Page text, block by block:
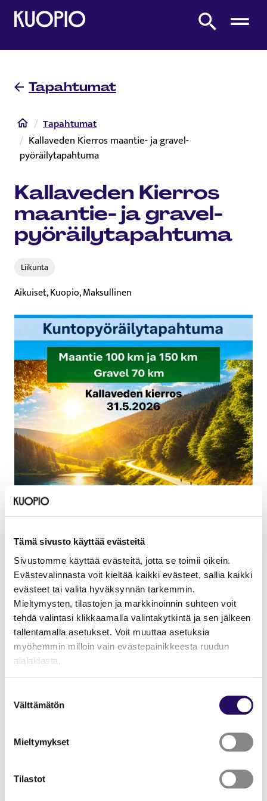
Tämä sivusto käyttää evästeitä
Sivustomme käyttää evästeitä, jotta se toimii oikein.
Evästevalinnasta voit kieltää kaikki evästeet, sallia kaikki
evästeet tai valita hyväksynnän tarkemmin.
Mieltymysten, tilastojen ja markkinoinnin suhteen voit
tehdä valintasi klikkaamalla valintakytkintä ja sen jälkeen
tallentamalla asetukset. Voit muuttaa asetuksia
myöhemmin milloin vain evästepainikkeesta ruudun
alalaidasta.
Lue lisää sivustostamme ja evästeistä
valinta
Välttämätön
Mieltymykset
Tilastot
Etusivulle
Etsi sivustolta
Tapahtumat
Etusivu
Tapahtumat
Kallaveden Kierros maantie- ja gravel-
pyöräilytapahtuma
Kallaveden Kierros
maantie- ja gravel-
pyöräilytapahtuma
Liikunta​
Aikuiset, Kuopio, Maksullinen
Sijainti